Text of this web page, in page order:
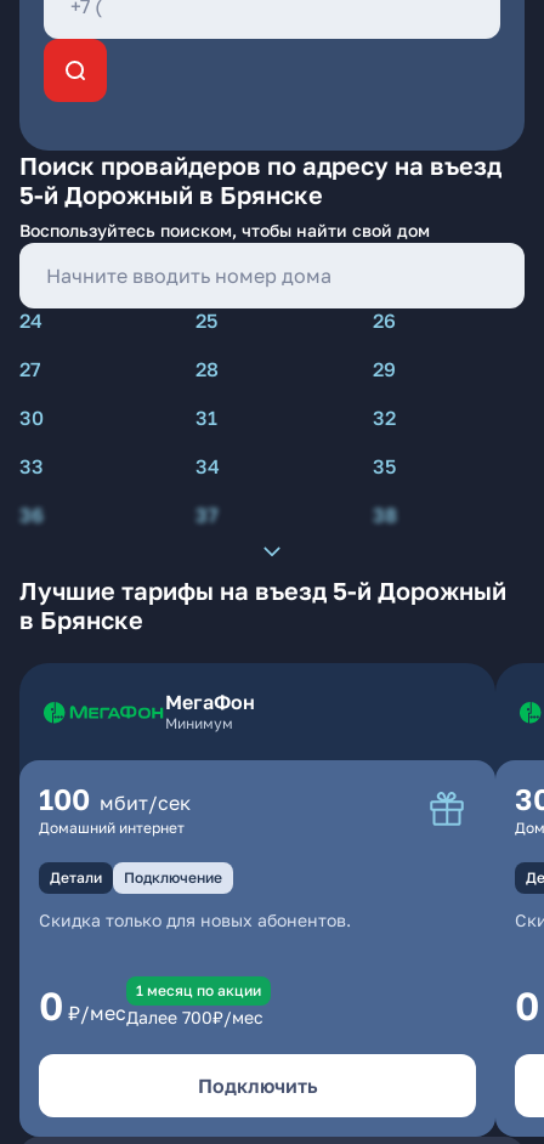
Поиск провайдеров по адресу на въезд
5-й Дорожный в Брянске
Воспользуйтесь поиском, чтобы найти свой дом
24 25
26
27
28
29
30
31
32
33
34
35
36
37 38
Лучшие тарифы на въезд 5-й Дорожный
в Брянске
МегаФон
Минимум
100 мбит/сек
Домашний интернет
Детали Подключение
Скидка только для новых абонентов.
0 ₽/мес
1 месяц по акции
Далее 700₽/мес
Подключить
0